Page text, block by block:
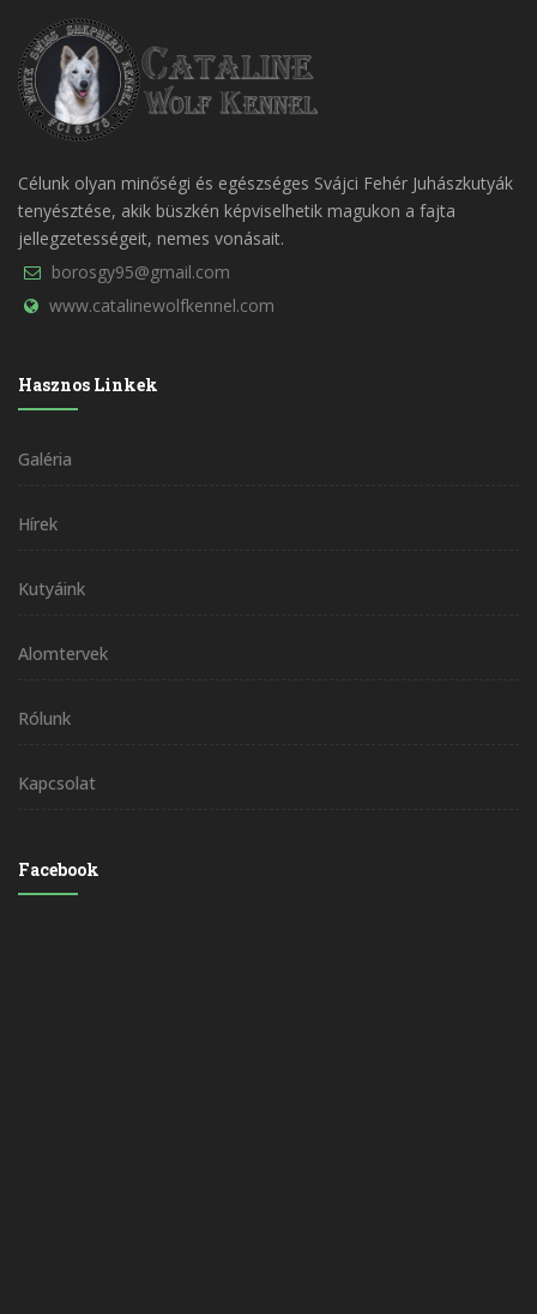
Célunk olyan minőségi és egészséges Svájci Fehér Juhászkutyák
tenyésztése, akik büszkén képviselhetik magukon a fajta
jellegzetességeit, nemes vonásait.
borosgy95@gmail.com
www.catalinewolfkennel.com
Hasznos Linkek
Galéria
Hírek
Kutyáink
Alomtervek
Rólunk
Kapcsolat
Facebook